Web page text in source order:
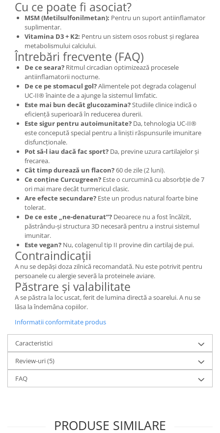
Cu ce poate fi asociat?
MSM (Metilsulfonilmetan): Pentru un suport antiinflamator
suplimentar.
Vitamina D3 + K2: Pentru un sistem osos robust și reglarea
metabolismului calciului.
Întrebări frecvente (FAQ)
De ce seara? Ritmul circadian optimizează procesele
antiinflamatorii nocturne.
De ce pe stomacul gol?Alimentele pot degrada colagenul
UC-II® înainte de a ajunge la sistemul limfatic.
Este mai bun decât glucozamina?Studiile clinice indică o
eficiență superioară în reducerea durerii.
Este sigur pentru autoimunitate? Da, tehnologia UC-II®
este concepută special pentru a liniști răspunsurile imunitare
disfuncționale.
Pot să-l iau dacă fac sport? Da, previne uzura cartilajelor și
frecarea.
Cât timp durează un flacon?60 de zile (2 luni).
Ce conține Curcugreen? Este o curcumină cu absorbție de 7
ori mai mare decât turmericul clasic.
Are efecte secundare? Este un produs natural foarte bine
tolerat.
De ce este „ne-denaturat”? Deoarece nu a fost încălzit,
păstrându-și structura 3D necesară pentru a instrui sistemul
imunitar.
Este vegan? Nu, colagenul tip II provine din cartilaj de pui.
Contraindicații
A nu se depăși doza zilnică recomandată. Nu este potrivit pentru
persoanele cu alergie severă la proteinele aviare.
Păstrare și valabilitate
A se păstra la loc uscat, ferit de lumina directă a soarelui. A nu se
lăsa la îndemâna copiilor.
Informatii conformitate produs
Caracteristici
Review-uri(5)
FAQ
PRODUSE SIMILARE